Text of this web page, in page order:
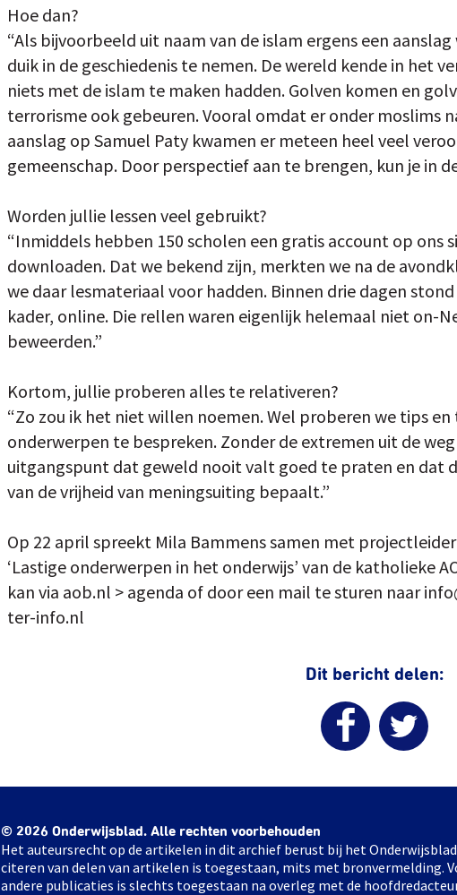
Hoe dan?
“Als bijvoorbeeld uit naam van de islam ergens een
duik in de geschiedenis te nemen. De wereld kende in het
niets met de islam te maken hadden. Golven komen en
terrorisme ook gebeuren. Vooral omdat er onder moslims
aanslag op Samuel Paty kwamen er meteen heel veel
gemeenschap. Door perspectief aan te brengen, kun je in
Worden jullie lessen veel gebruikt?
“Inmiddels hebben 150 scholen een gratis account op ons
downloaden. Dat we bekend zijn, merkten we na de
we daar lesmateriaal voor hadden. Binnen drie dagen
kader, online. Die rellen waren eigenlijk helemaal niet on-
beweerden.”
Kortom, jullie proberen alles te relativeren?
“Zo zou ik het niet willen noemen. Wel proberen we tips
onderwerpen te bespreken. Zonder de extremen uit de
uitgangspunt dat geweld nooit valt goed te praten en dat
van de vrijheid van meningsuiting bepaalt.”
Op 22 april spreekt Mila Bammens samen met
‘Lastige onderwerpen in het onderwijs’ van de katholieke
kan via aob.nl > agenda of door een mail te sturen naar
ter-info.nl
Dit bericht delen:
© 2026 Onderwijsblad. Alle rechten voorbehouden
Het auteursrecht op de artikelen in dit archief berust bij het
citeren van delen van artikelen is toegestaan, mits met bronvermelding.
andere publicaties is slechts toegestaan na overleg met de